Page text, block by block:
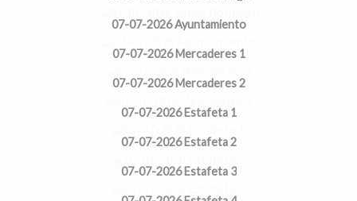
07-07-2026 Ayuntamiento
07-07-2026 Mercaderes 1
07-07-2026 Mercaderes 2
07-07-2026 Estafeta 1
07-07-2026 Estafeta 2
07-07-2026 Estafeta 3